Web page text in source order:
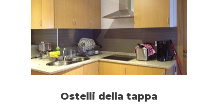
Ostelli della tappa